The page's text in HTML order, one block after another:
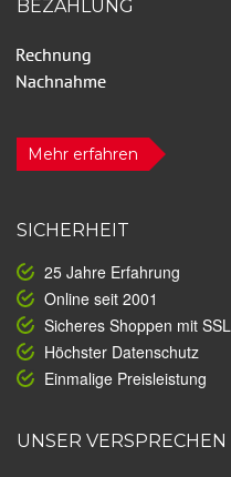
BEZAHLUNG
Mehr erfahren
SICHERHEIT
25 Jahre Erfahrung
Online seit 2001
Sicheres Shoppen mit SSL
Höchster Datenschutz
Einmalige Preisleistung
UNSER VERSPRECHEN